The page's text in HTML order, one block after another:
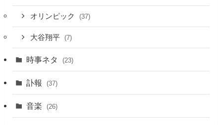
オリンピック (37)
大谷翔平 (7)
時事ネタ (23)
訃報 (37)
音楽 (26)